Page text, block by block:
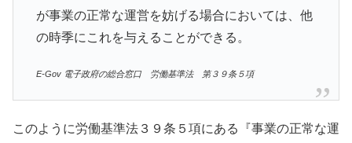
が事業の正常な運営を妨げる場合においては、他
の時季にこれを与えることができる。
E-Gov 電子政府の総合窓口 労働基準法 第３９条５項
このように労働基準法３９条５項にある『事業の正常な運